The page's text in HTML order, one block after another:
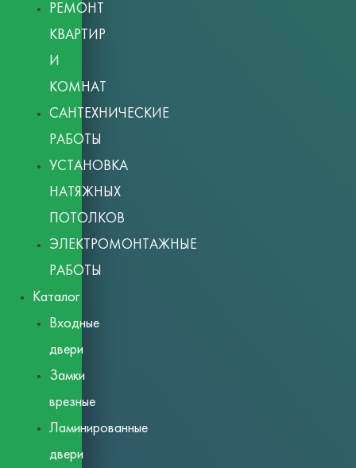
РЕМОНТ
КВАРТИР
И
КОМНАТ
САНТЕХНИЧЕСКИЕ
РАБОТЫ
УСТАНОВКА
НАТЯЖНЫХ
ПОТОЛКОВ
ЭЛЕКТРОМОНТАЖНЫЕ
РАБОТЫ
Каталог
Входные
двери
Замки
врезные
Ламинированные
двери